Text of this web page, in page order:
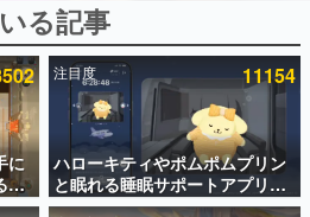
以上！ ページビュー数万以上！ などな
に読まれた、電ファミ渾身の“殿堂入り”記
た。
書
イターの方々に製作時のエピソードをお
する企画（ゲーム）とは何か？を探ってい
る記事
に
ゲ
注目度 11154
ハローキティやポムポムプリン
と眠れる睡眠サポートアプリ
『ゆめたび』が配信中。キャラ